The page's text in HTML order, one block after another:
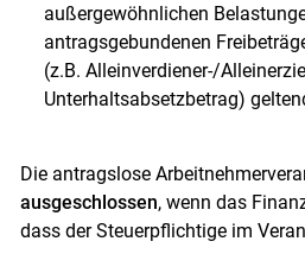
außergewöhnlichen
antragsgebundenen
(z.B. Alleinverdiener-/
Unterhaltsabsetzbetrag)
Die antragslose
ausgeschlossen, wenn das
dass der Steuerpflichtige im